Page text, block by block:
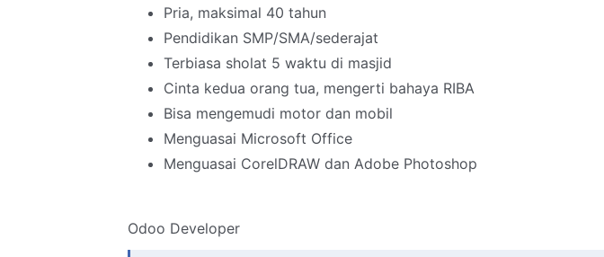
Pria, maksimal 40 tahun
Pendidikan SMP/SMA/sederajat
Terbiasa sholat 5 waktu di masjid
Cinta kedua orang tua, mengerti bahaya RIBA
Bisa mengemudi motor dan mobil
Menguasai Microsoft Office
Menguasai CorelDRAW dan Adobe Photoshop
Odoo Developer